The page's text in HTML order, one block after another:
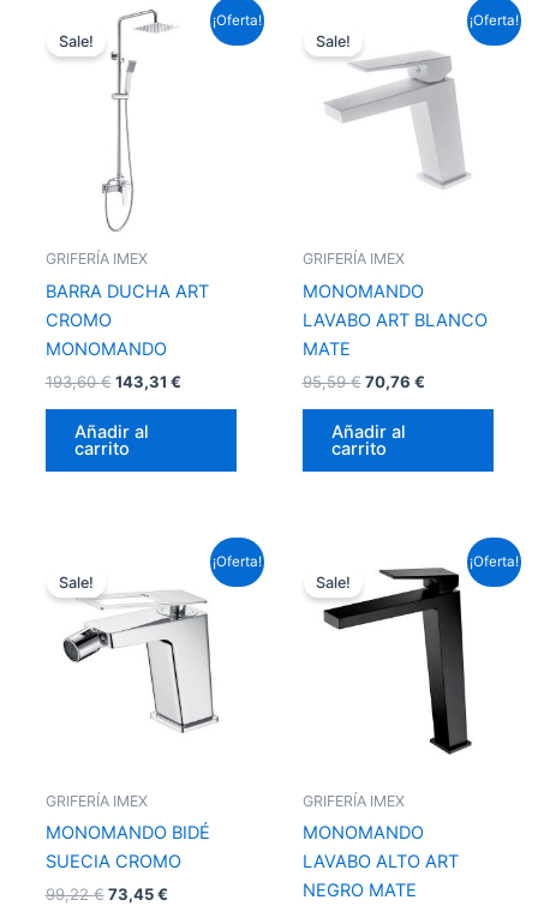
¡Oferta!
Sale!
GRIFERÍA IMEX
BARRA DUCHA ART
CROMO
MONOMANDO
193,60€
El
precio
original
era:
193,60 €.
143,31 €
precio
Añadir al
carrito
¡Oferta!
Sale!
GRIFERÍA IMEX
MONOMANDO
LAVABO ART BLANCO
MATE
95,59€
original
era:
95,59 €.
70,76 €
precio
actual
es:
70,76 €.
Añadir al
carrito
¡Oferta!
Sale!
GRIFERÍA IMEX
MONOMANDO BIDÉ
SUECIA CROMO
99,22€
original
era:
99,22 €.
73,45€
precio
actual
es:
73,45 €.
¡Oferta!
Sale!
GRIFERÍA IMEX
MONOMANDO
LAVABO ALTO ART
NEGRO MATE
precio
original
era:
153,67 €.
precio
actual
es:
113,75 €.